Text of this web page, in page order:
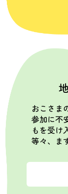
おこさま
参加に不
もを受け
等々、ま